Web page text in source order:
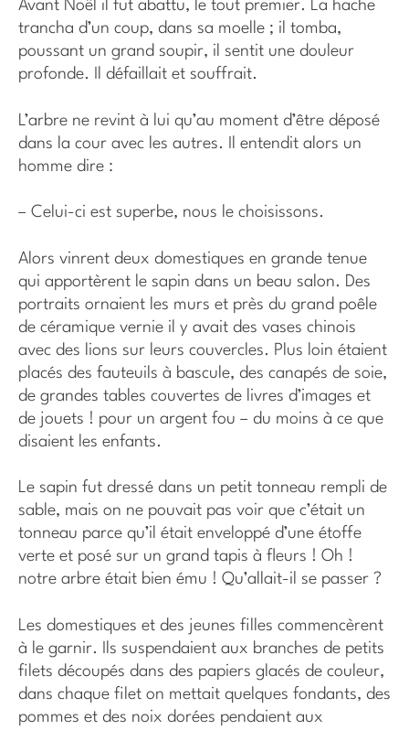
Avant Noël il fut abattu, le tout premier. La hache
trancha d’un coup, dans sa moelle ; il tomba,
poussant un grand soupir, il sentit une douleur
profonde. Il défaillait et souffrait.
L’arbre ne revint à lui qu’au moment d’être déposé
dans la cour avec les autres. Il entendit alors un
homme dire :
– Celui-ci est superbe, nous le choisissons.
Alors vinrent deux domestiques en grande tenue
qui apportèrent le sapin dans un beau salon. Des
portraits ornaient les murs et près du grand poêle
de céramique vernie il y avait des vases chinois
avec des lions sur leurs couvercles. Plus loin étaient
placés des fauteuils à bascule, des canapés de soie,
de grandes tables couvertes de livres d’images et
de jouets ! pour un argent fou – du moins à ce que
disaient les enfants.
Le sapin fut dressé dans un petit tonneau rempli de
sable, mais on ne pouvait pas voir que c’était un
tonneau parce qu’il était enveloppé d’une étoffe
verte et posé sur un grand tapis à fleurs ! Oh !
notre arbre était bien ému ! Qu’allait-il se passer ?
Les domestiques et des jeunes filles commencèrent
à le garnir. Ils suspendaient aux branches de petits
filets découpés dans des papiers glacés de couleur,
dans chaque filet on mettait quelques fondants, des
pommes et des noix dorées pendaient aux